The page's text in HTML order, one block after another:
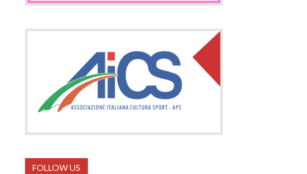
FOLLOW US